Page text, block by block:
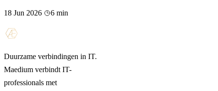
18 Jun 2026 6 min
Duurzame verbindingen in IT.
Maedium verbindt IT-
professionals met